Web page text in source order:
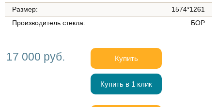
Размер:
1574*1261
Производитель стекла:
БОР
17 000 руб. Купить
Купить в 1 клик